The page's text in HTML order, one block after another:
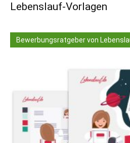
Lebenslauf-Vorlagen
Bewerbungsratgeber von